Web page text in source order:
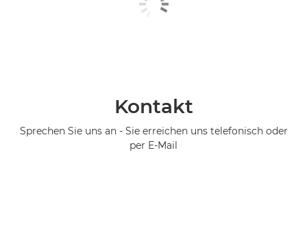
Kontakt
Sprechen Sie uns an - Sie erreichen uns telefonisch oder
per E-Mail